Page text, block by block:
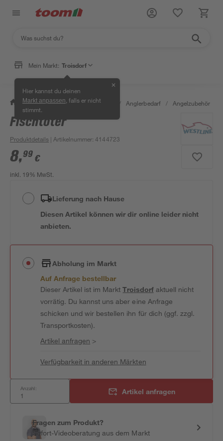
Mein Markt: Troisdorf
Hier kannst du deinen
Markt anpassen , falls er nicht
stimmt.
✕
/ Garten & Freizeit / Tierbedarf / Anglerbedarf / Angelzubehör
Fischtöter
Produktdetails | Artikelnummer:4144723
8,99 €
inkl. 19% MwSt.
Lieferung nach Hause
Diesen Artikel können wir dir online leider nicht
anbieten.
Abholung im Markt
Auf Anfrage bestellbar
Dieser Artikel ist im MarktTroisdorfaktuell nicht
vorrätig. Du kannst uns aber eine Anfrage
schicken und wir bestellen ihn für dich (ggf. zzgl.
Transportkosten).
Artikel anfragen >
Verfügbarkeit in anderen Märkten
Anzahl: Artikel anfragen
Fragen zum Produkt?
Sofort-Videoberatung aus dem Markt